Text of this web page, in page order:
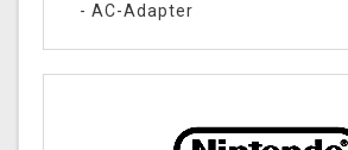
- AC-Adapter